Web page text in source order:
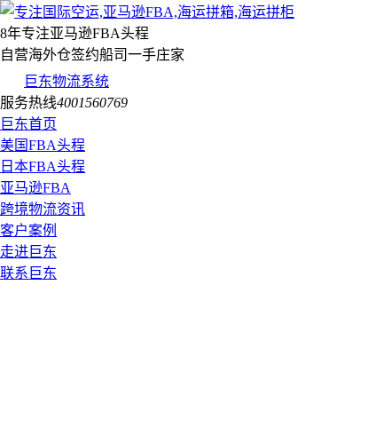
8年专注亚马逊FBA头程
自营海外仓签约船司一手庄家
巨东物流系统
服务热线4001560769
巨东首页
美国FBA头程
日本FBA头程
亚马逊FBA
跨境物流资讯
客户案例
走进巨东
联系巨东